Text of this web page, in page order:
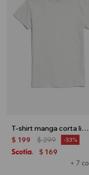
T-shirt manga corta lisa - Crudo
+ 7
$ 199 $299 33
$ 169